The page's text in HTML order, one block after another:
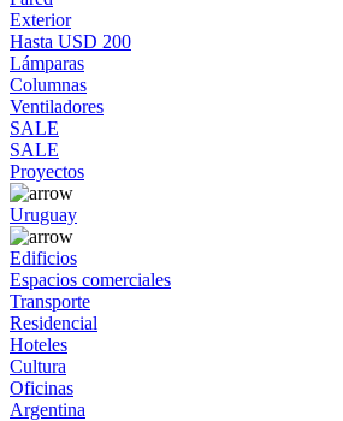
Exterior
Hasta USD 200
Lámparas
Columnas
Ventiladores
SALE
SALE
Proyectos
Uruguay
Edificios
Espacios comerciales
Transporte
Residencial
Hoteles
Cultura
Oficinas
Argentina